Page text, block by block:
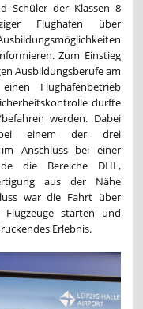
Schüler der Klassen 8
Flughafen über
Zum Einstieg
Ausbildungsberufe am
Flughafenbetrieb
durfte
werden. Dabei
einem der drei
Anschluss bei einer
die Bereiche DHL,
aus der Nähe
war die Fahrt über
starten und
Erlebnis.